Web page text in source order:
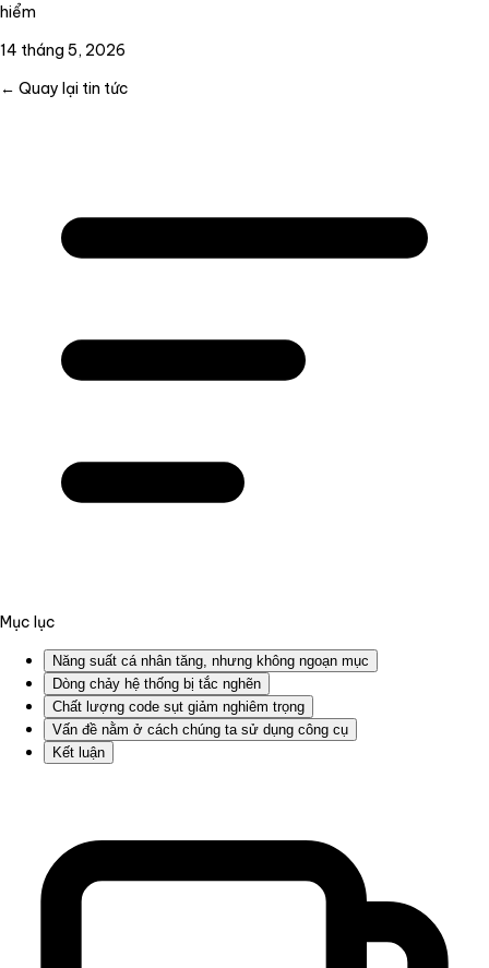
hiểm
14 tháng 5, 2026
← Quay lại tin tức
Mục lục
Năng suất cá nhân tăng, nhưng không ngoạn mục
Dòng chảy hệ thống bị tắc nghẽn
Chất lượng code sụt giảm nghiêm trọng
Vấn đề nằm ở cách chúng ta sử dụng công cụ
Kết luận